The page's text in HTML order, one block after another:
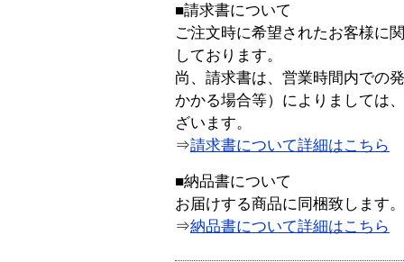
■請求書について
ご注文時に希望されたお客様に
しております。
尚、請求書は、営業時間内での
かかる場合等）によりましては
ざいます。
⇒請求書について詳細はこちら
■納品書について
お届けする商品に同梱致します。
⇒納品書について詳細はこちら